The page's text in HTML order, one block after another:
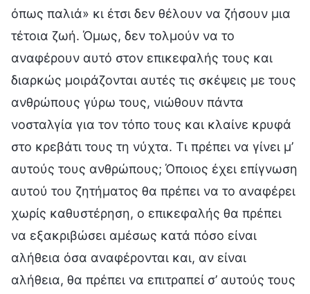
όπως παλιά» κι έτσι δεν θέλουν να ζήσουν μια
τέτοια ζωή. Όμως, δεν τολμούν να το
αναφέρουν αυτό στον επικεφαλής τους και
διαρκώς μοιράζονται αυτές τις σκέψεις με τους
ανθρώπους γύρω τους, νιώθουν πάντα
νοσταλγία για τον τόπο τους και κλαίνε κρυφά
στο κρεβάτι τους τη νύχτα. Τι πρέπει να γίνει μ’
αυτούς τους ανθρώπους; Όποιος έχει επίγνωση
αυτού του ζητήματος θα πρέπει να το αναφέρει
χωρίς καθυστέρηση, ο επικεφαλής θα πρέπει
να εξακριβώσει αμέσως κατά πόσο είναι
αλήθεια όσα αναφέρονται και, αν είναι
αλήθεια, θα πρέπει να επιτραπεί σ’ αυτούς τους